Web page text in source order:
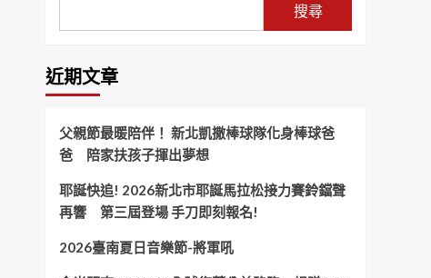
搜尋
近期文章
父親節最暖陪伴！ 新北凱撒棒球隊化身棒球爸
爸 陪家扶孩子揮出夢想
耶誕快追! 2026新北市耶誕馬拉松接力賽鈴鐺聲
再響 第三屆登場 手刀即刻報名!
2026臺南夏日音樂節-將軍吼